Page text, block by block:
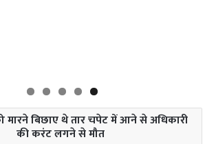
बिछाए थे तार चपेट में आने से अधिकारी
की करंट लगने से मौत